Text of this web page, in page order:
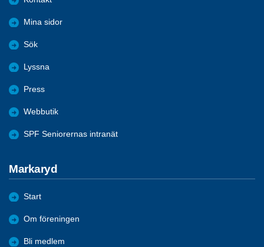
Mina sidor
Sök
Lyssna
Press
Webbutik
SPF Seniorernas intranät
Markaryd
Start
Om föreningen
Bli medlem